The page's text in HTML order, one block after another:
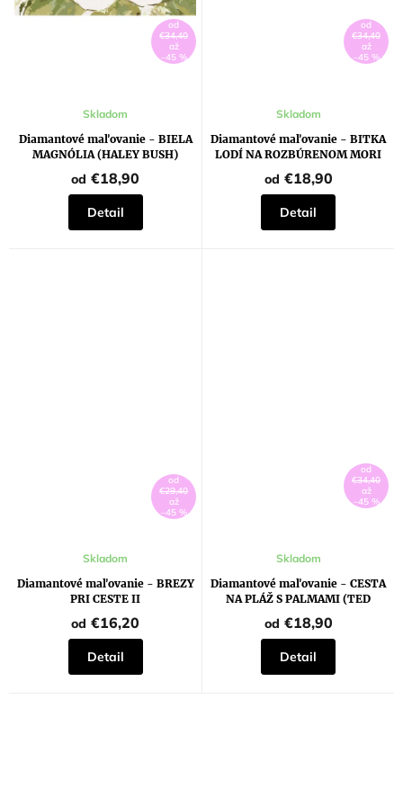
od
€34,40
až
–45 %
Diamantové maľovanie - BIELA
MAGNÓLIA (HALEY BUSH)
Skladom
od €18,90
Detail
od
€34,40
až
–45 %
Diamantové maľovanie - BITKA
LODÍ NA ROZBÚRENOM MORI
Skladom
od €18,90
Detail
od
€29,40
až
–45 %
Diamantové maľovanie - BREZY
PRI CESTE II
Priemerné
produktu
je
5,0
z
5
hviezdičiek.
Skladom
od €16,20
Detail
od
€34,40
až
–45 %
Diamantové maľovanie - CESTA
NA PLÁŽ S PALMAMI (TED
DAVIS)
Skladom
od €18,90
Detail